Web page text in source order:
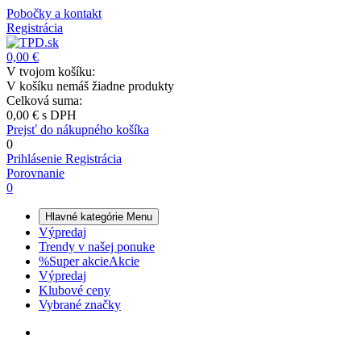
Pobočky a kontakt
Registrácia
0,00 €
V tvojom košíku:
V košíku nemáš žiadne produkty
Celková suma:
0,00 € s DPH
Prejsť do nákupného košíka
0
Prihlásenie Registrácia
Porovnanie
0
Hlavné kategórie Menu
Výpredaj
Trendy v našej ponuke
%Super akcieAkcie
Výpredaj
Klubové ceny
Vybrané značky